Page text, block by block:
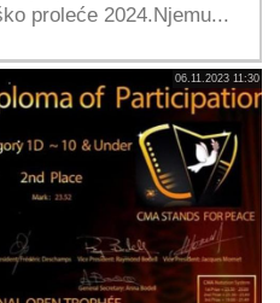
proleće 2024.Njemu...
06.11.2023 11:30